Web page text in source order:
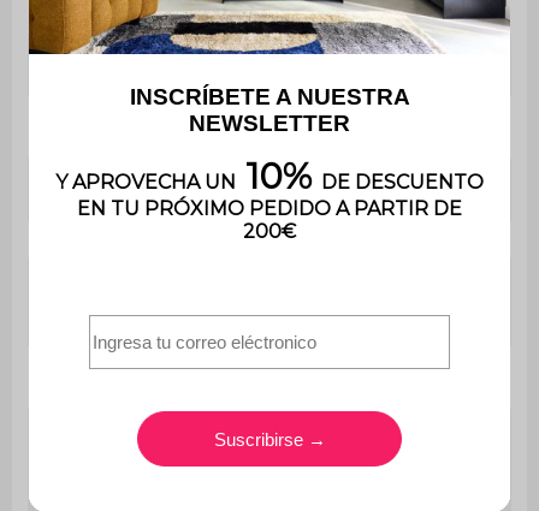
Altura de la mesa 75 cm
Contiene madera Sí
soportado
Peso 52,1 kg
El montaje es muy sencillo, se
incluye un manual de